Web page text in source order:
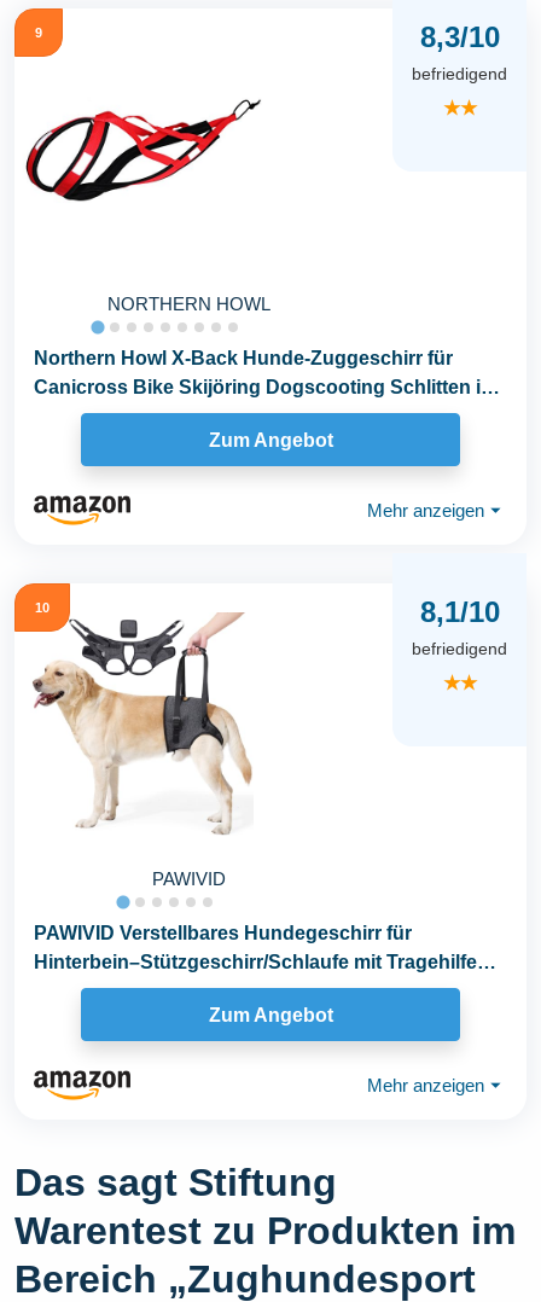
9
NORTHERN HOWL
8,3/10
befriedigend
★★
Northern Howl X-Back Hunde-Zuggeschirr für
Canicross Bike Skijöring Dogscooting Schlitten in
Zum Angebot
Mehr anzeigen ⏷
10
PAWIVID
8,1/10
befriedigend
★★
PAWIVID Verstellbares Hundegeschirr für
Hinterbein–Stützgeschirr/Schlaufe mit Tragehilfe
&Griff...
Zum Angebot
Mehr anzeigen ⏷
Das sagt Stiftung
Warentest zu Produkten im
Bereich „Zughundesport